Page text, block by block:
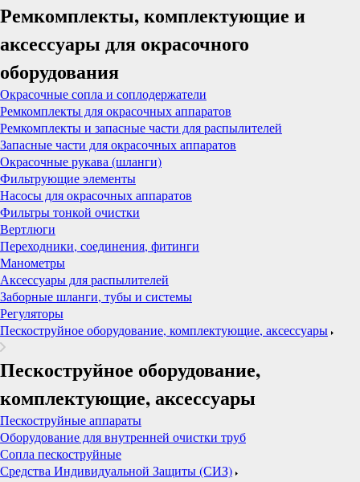
Ремкомплекты, комплектующие и
аксессуары для окрасочного
оборудования
Окрасочные сопла и соплодержатели
Ремкомплекты для окрасочных аппаратов
Ремкомплекты и запасные части для распылителей
Запасные части для окрасочных аппаратов
Окрасочные рукава (шланги)
Фильтрующие элементы
Насосы для окрасочных аппаратов
Фильтры тонкой очистки
Вертлюги
Переходники, соединения, фитинги
Манометры
Аксессуары для распылителей
Заборные шланги, тубы и системы
Регуляторы
Пескоструйное оборудование, комплектующие, аксессуары
Пескоструйное оборудование,
комплектующие, аксессуары
Пескоструйные аппараты
Оборудование для внутренней очистки труб
Сопла пескоструйные
Средства Индивидуальной Защиты (СИЗ)